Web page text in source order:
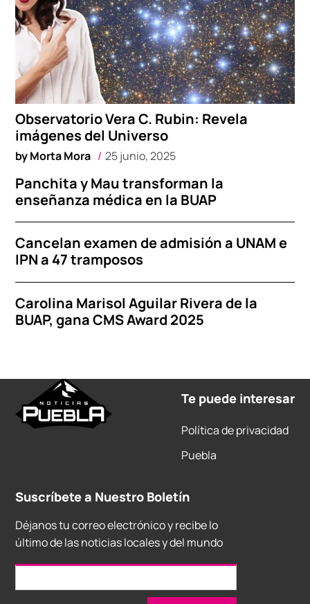
Observatorio Vera C. Rubin: Revela
imágenes del Universo
byMorta Mora 25 junio, 2025
Panchita y Mau transforman la
enseñanza médica en la BUAP
Cancelan examen de admisión a UNAM e
IPN a 47 tramposos
Carolina Marisol Aguilar Rivera de la
BUAP, gana CMS Award 2025
Te puede interesar
Política de privacidad
Puebla
Suscríbete a Nuestro Boletín
Déjanos tu correo electrónico y recibe lo
último de las noticias locales y del mundo